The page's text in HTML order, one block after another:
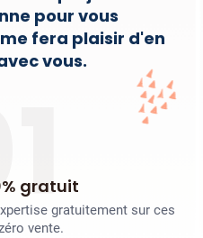
pour vous
fera plaisir d'en
vous.
gratuit
gratuitement sur ces
vente.